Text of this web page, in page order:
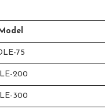
75
200
300